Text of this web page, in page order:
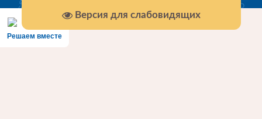
Версия для слабовидящих
Решаем вместе